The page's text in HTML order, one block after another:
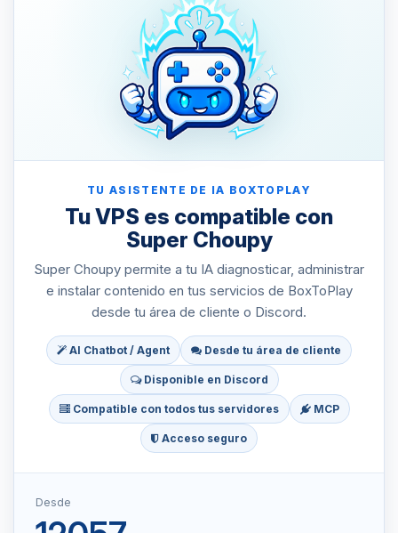
TU ASISTENTE DE IA BOXTOPLAY
Tu VPS es compatible con
Super Choupy
Super Choupy permite a tu IA diagnosticar, administrar
e instalar contenido en tus servicios de BoxToPlay
desde tu área de cliente o Discord.
AI Chatbot / Agent Desde tu área de cliente
Disponible en Discord
Compatible con todos tus servidores MCP
Acceso seguro
Desde